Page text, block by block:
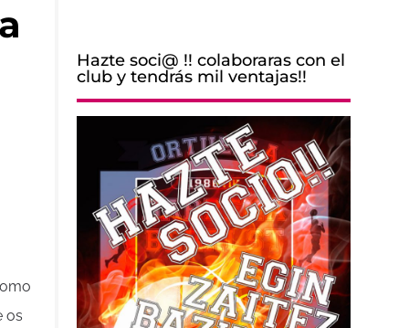
os
Hazte soci@ !! colaboraras con el
club y tendrás mil ventajas!!